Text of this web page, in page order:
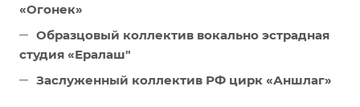
«Огонек»
Образцовый коллектив вокально эстрадная
студия «Ералаш"
Заслуженный коллектив РФ цирк «Аншлаг»